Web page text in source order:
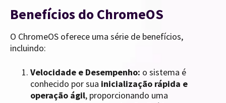
Benefícios do ChromeOS
O ChromeOS oferece uma série de benefícios,
incluindo:
Velocidade e Desempenho: o sistema é
conhecido por sua inicialização rápida e
operação ágil, proporcionando uma